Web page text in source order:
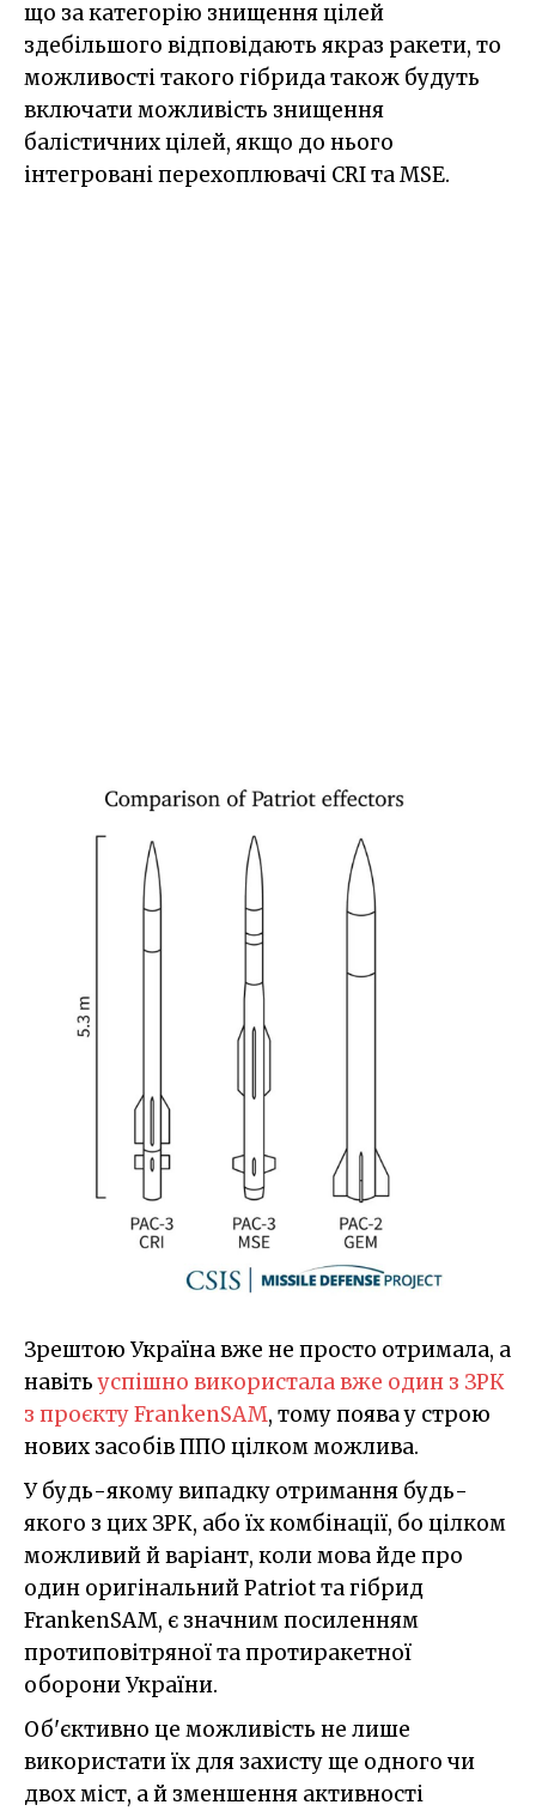
що за категорію знищення цілей
здебільшого відповідають якраз ракети, то
можливості такого гібрида також будуть
включати можливість знищення
балістичних цілей, якщо до нього
інтегровані перехоплювачі CRI та MSE.
Зрештою Україна вже не просто отримала, а
навітьуспішно використала вже один з ЗРК
з проєкту FrankenSAM, тому поява у строю
нових засобів ППО цілком можлива.
У будь-якому випадку отримання будь-
якого з цих ЗРК, або їх комбінації, бо цілком
можливий й варіант, коли мова йде про
один оригінальний Patriot та гібрид
FrankenSAM, є значним посиленням
протиповітряної та протиракетної
оборони України.
Об'єктивно це можливість не лише
використати їх для захисту ще одного чи
двох міст, а й зменшення активності